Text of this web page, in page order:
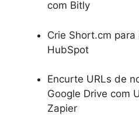
com Bitly
Crie Short.cm
HubSpot
Encurte URLs de
Google Drive com
Zapier